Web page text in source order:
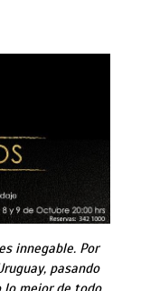
innegable. Por
pasando